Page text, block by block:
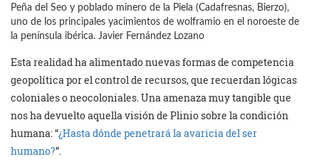
Peña del Seo y poblado minero de la Piela (Cadafresnas, Bierzo),
uno de los principales yacimientos de wolframio en el noroeste de
la península ibérica. Javier Fernández Lozano
Esta realidad ha alimentado nuevas formas de competencia
geopolítica por el control de recursos, que recuerdan lógicas
coloniales o neocoloniales. Una amenaza muy tangible que
nos ha devuelto aquella visión de Plinio sobre la condición
humana: “¿Hasta dónde penetrará la avaricia del ser
humano?”.